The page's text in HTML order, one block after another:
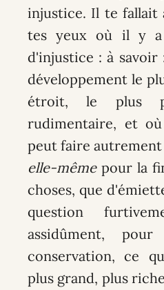
injustice. Il te fallait
tes yeux où il y
d'injustice : à savoir
développement le
étroit, le plus
rudimentaire, et
peut faire autrement
elle-mêmepour la
choses, que
question
assidûment,
conservation, ce
plus grand, plus